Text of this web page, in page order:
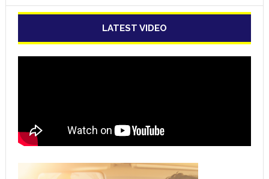
LATEST VIDEO